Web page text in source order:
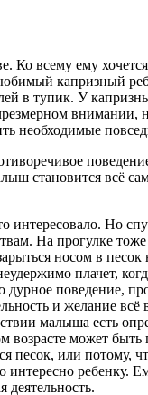
Ко всему ему
капризный
в тупик. У
внимании,
необходимые
становится всё
Но
На прогулке
носом в песок
плачет,
дурное поведение,
и желание всё
малыша есть
возрасте может быть
песок, или потому,
ребенку.
деятельность.